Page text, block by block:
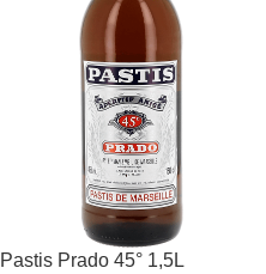
Pastis Prado 45° 1,5L